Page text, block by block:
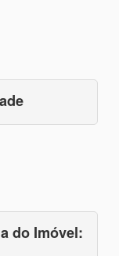
do Imóvel: